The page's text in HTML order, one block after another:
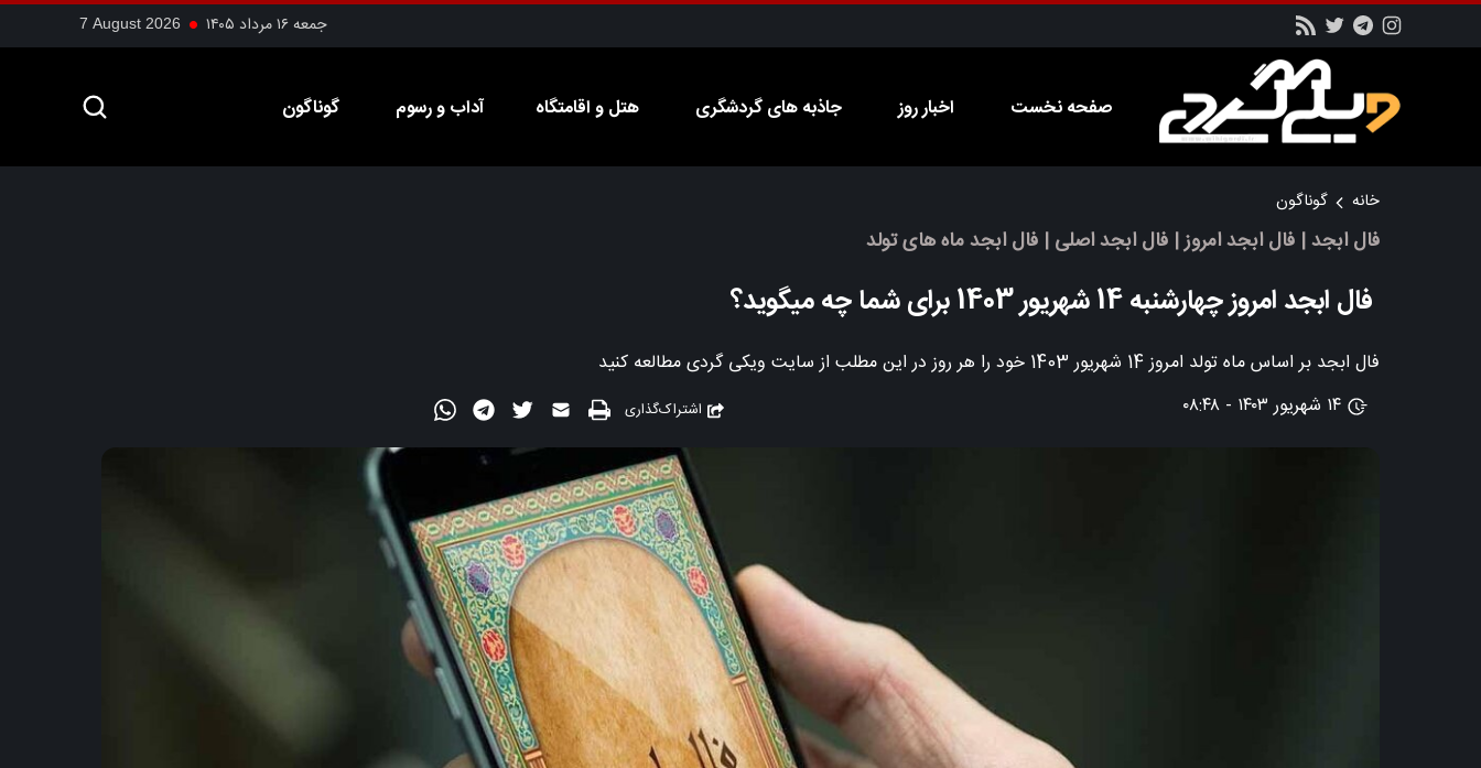
جمعه ۱۶ مرداد ۱۴۰۵ 7 August 2026
صفحه نخست اخبار روز جاذبه های گردشگری هتل و اقامتگاه آداب و رسوم گوناگون
خانه گوناگون
فال ابجد | فال ابجد امروز | فال ابجد اصلی | فال ابجد ماه های تولد
فال ابجد امروز چهارشنبه 14 شهریور 1403 برای شما چه میگوید؟
فال ابجد بر اساس ماه تولد امروز 14 شهریور 1403 خود را هر روز در این مطلب از سایت ویکی گردی مطالعه کنید
اشتراک‌گذاری ۱۴ شهریور ۱۴۰۳ - ۰۸:۴۸